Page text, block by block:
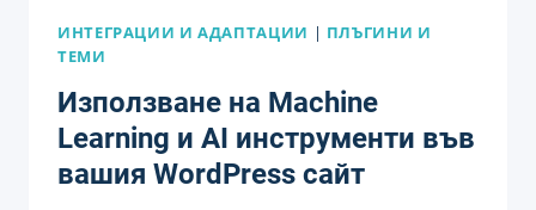
ИНТЕГРАЦИИ И АДАПТАЦИИ | ПЛЪГИНИ И
ТЕМИ
Използване на Machine
Learning и AI инструменти във
вашия WordPress сайт